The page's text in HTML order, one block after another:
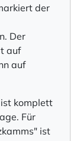
der
Der
auf
auf
komplett
Für
ist